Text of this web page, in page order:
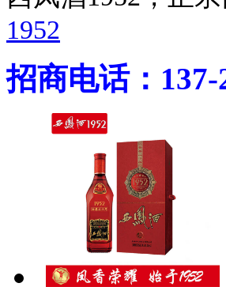
1952
招商电话：137-